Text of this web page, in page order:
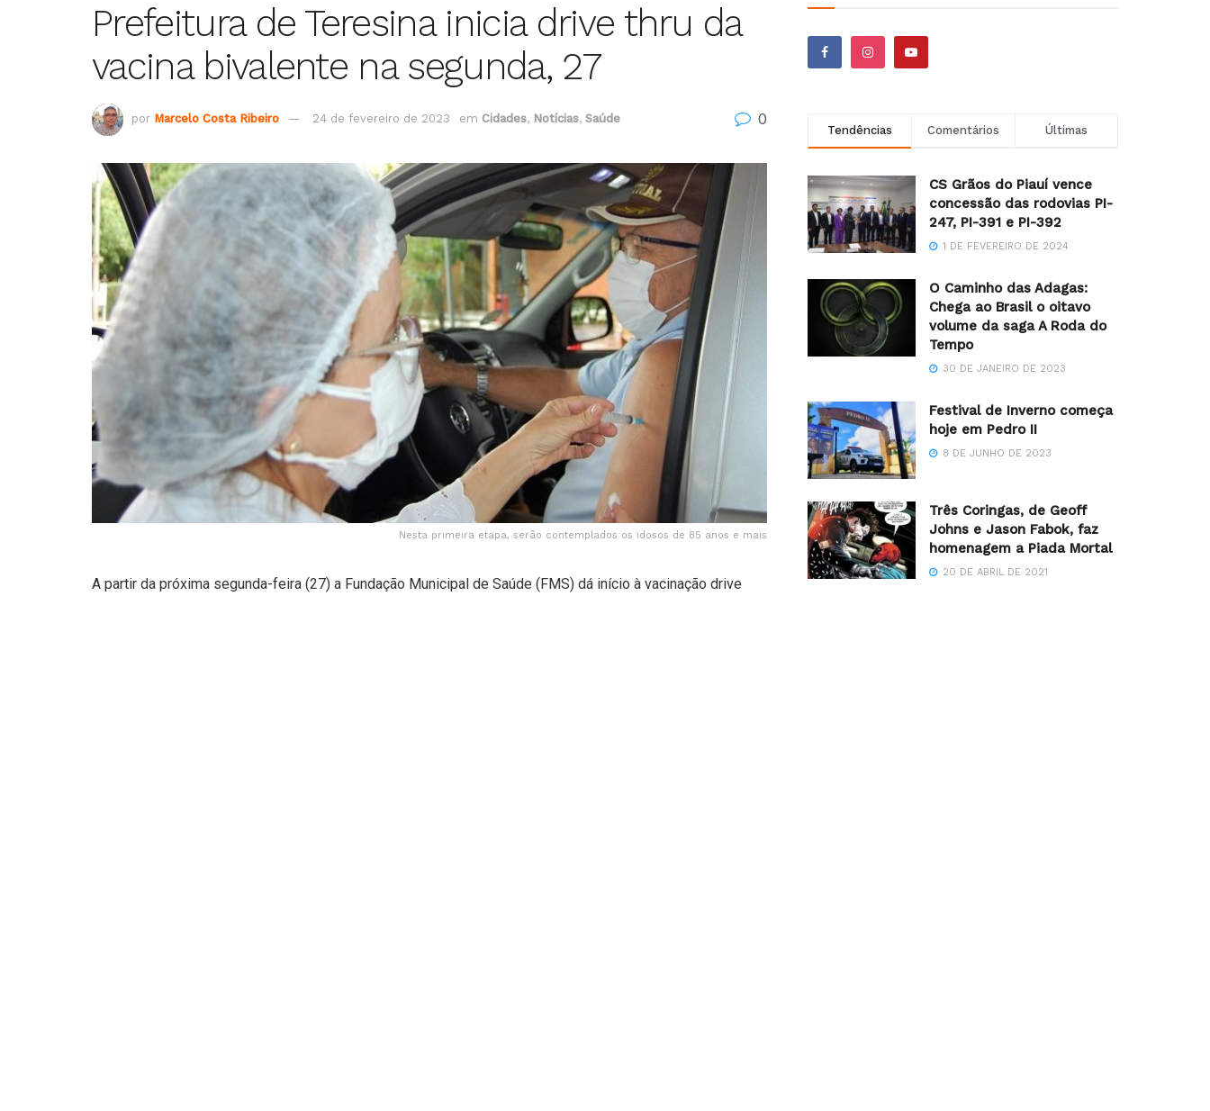
Prefeitura de Teresina inicia drive thru da
vacina bivalente na segunda, 27
por Marcelo Costa Ribeiro 24 de fevereiro de 2023 em Cidades, Notícias, Saúde 0
Nesta primeira etapa, serão contemplados os idosos de 85 anos e mais
A partir da próxima segunda-feira (27) a Fundação Municipal de Saúde (FMS) dá início à vacinação drive
Tendências Comentários Últimas
CS Grãos do Piauí vence
concessão das rodovias PI-
247, PI-391 e PI-392
1 DE FEVEREIRO DE 2024
O Caminho das Adagas:
Chega ao Brasil o oitavo
volume da saga A Roda do
Tempo
30 DE JANEIRO DE 2023
Festival de Inverno começa
hoje em Pedro II
8 DE JUNHO DE 2023
Três Coringas, de Geoff
Johns e Jason Fabok, faz
homenagem a Piada Mortal
20 DE ABRIL DE 2021